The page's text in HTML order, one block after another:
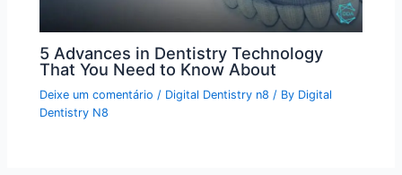
5 Advances in Dentistry Technology
That You Need to Know About
Deixe um comentário / Digital Dentistry n8 / By Digital
Dentistry N8